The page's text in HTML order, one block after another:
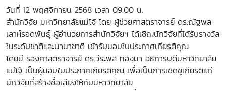
วันที่ 12 พฤศจิกายน 2568 เวลา 09.00 น.
สำนักวิจัย มหาวิทยาลัยแม่โจ้ โดย ผู้ช่วยศาสตราจารย์ ดร.ณัฐพล
เลาห์รอดพันธุ์ ผู้อำนวยการสำนักวิจัยฯ ได้เชิญนักวิจัยที่ได้รับรางวัล
ในระดับชาติและนานาชาติ เข้ารับมอบใบประกาศเกียรติคุณ
โดยมี รองศาสตราจารย์ ดร.วีระพล ทองมา อธิการบดีมหาวิทยาลัย
แม่โจ้ เป็นผู้มอบใบประกาศเกียรติคุณ เพื่อเป็นการเชิดชูเกียรติแก่
นักวิจัยที่สร้างชื่อเสียงให้กับมหาวิทยาลัย